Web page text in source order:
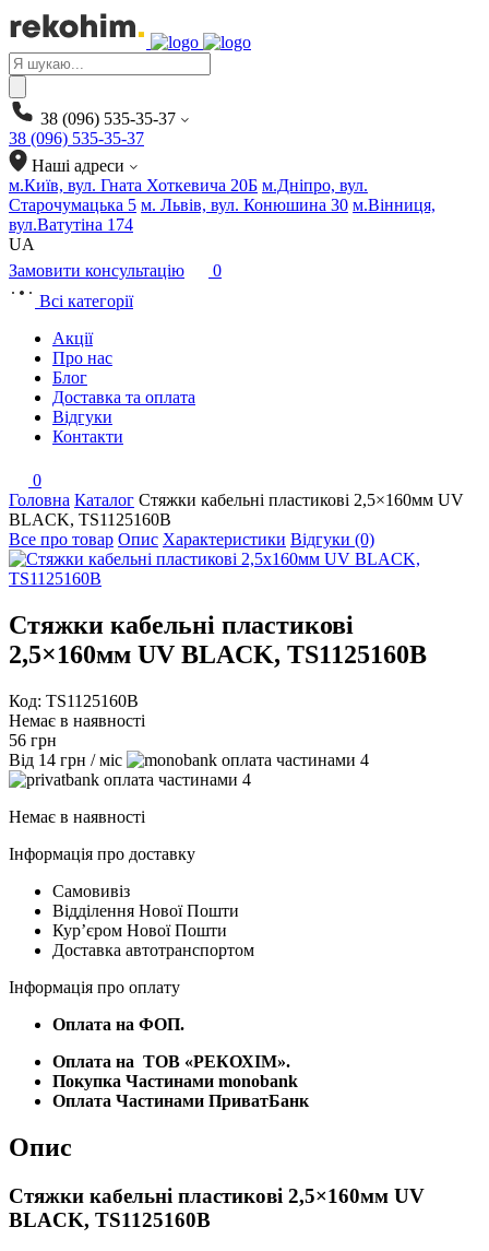
Products
search
38 (096) 535-35-37
38 (096) 535-35-37
Наші адреси
м.Київ, вул. Гната Хоткевича 20Б м.Дніпро, вул.
Старочумацька 5 м. Львів, вул. Конюшина 30 м.Вінниця,
вул.Ватутіна 174
UA
Замовити консультацію
0
Всі категорії
Акції
Про нас
Блог
Доставка та оплата
Відгуки
Контакти
0
Головна Каталог Стяжки кабельні пластикові 2,5×160мм UV
BLACK, TS1125160B
Все про товар Опис Характеристики Відгуки (0)
Стяжки кабельні пластикові
2,5×160мм UV BLACK, TS1125160B
Код: TS1125160B
Немає в наявності
56 грн
Від 14 грн / міс
4
4
Немає в наявності
Інформація про доставку
Самовивіз
Відділення Нової Пошти
Курʼєром Нової Пошти
Доставка автотранспортом
Інформація про оплату
Оплата на ФОП.
Оплата на ТОВ «РЕКОХІМ».
Покупка Частинами monobank
Оплата Частинами ПриватБанк
Опис
Стяжки кабельні пластикові 2,5×160мм UV
BLACK, TS1125160B